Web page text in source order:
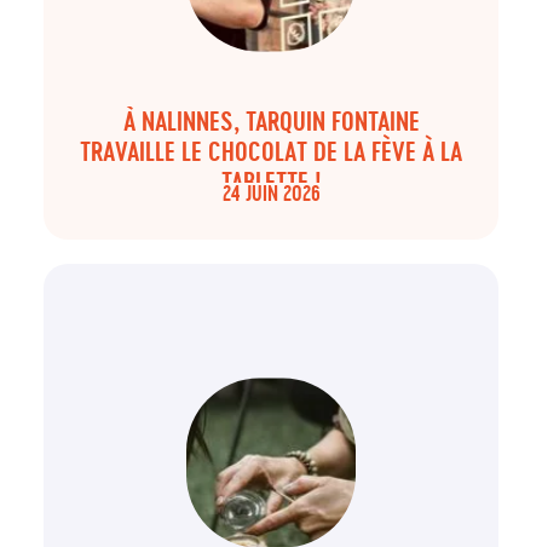
24 JUIN 2026
À NALINNES, TARQUIN FONTAINE
TRAVAILLE LE CHOCOLAT DE LA FÈVE À LA
TABLETTE !